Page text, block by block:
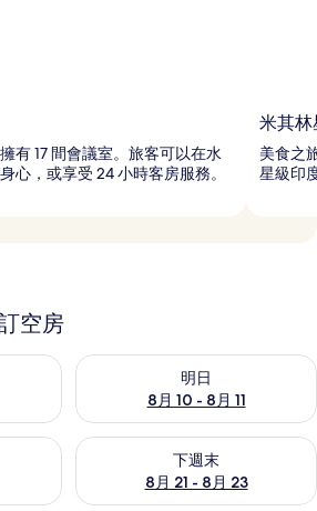
有 17 間會議室。旅客可以在水
心，或享受 24 小時客房服務。
米其林
美食之
星級印
空房
可訂空房
明日
8月 10 - 8月 11
查看明日 8月 10 - 8月 11的可
的可訂空房
下週末
8月 21 - 8月 23
查看下週末 8月 21 - 8月 23的